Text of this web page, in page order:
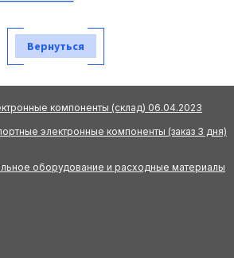
Вернуться
компоненты (склад) 06.04.2023
электронные компоненты (заказ 3 дня)
оборудование и расходные материалы